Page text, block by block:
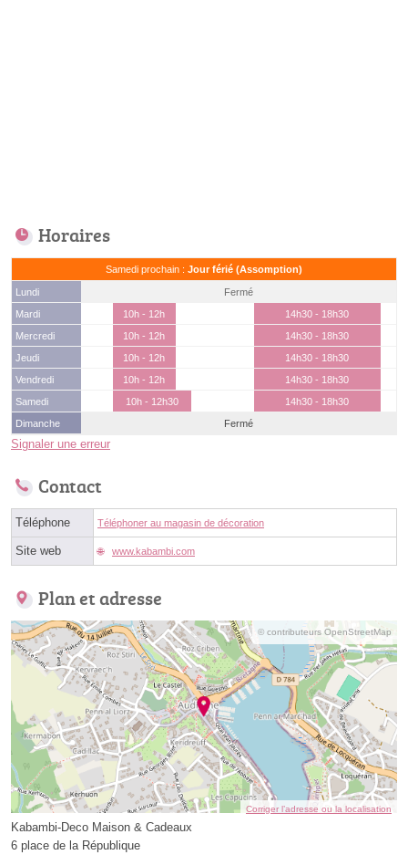
Horaires
Samedi prochain : Jour férié (Assomption)
Lundi
Fermé
Mardi
10h - 12h
14h30 - 18h30
Mercredi
10h - 12h
14h30 - 18h30
Jeudi
10h - 12h
14h30 - 18h30
Vendredi
10h - 12h
14h30 - 18h30
Samedi
10h - 12h30
14h30 - 18h30
Dimanche
Fermé
Signaler une erreur
Contact
Téléphone Téléphoner au magasin de décoration
Site web www.kabambi.com
Plan et adresse
© contributeurs OpenStreetMap
Corriger l’adresse ou la localisation
Kabambi-Deco Maison & Cadeaux
6 place de la République